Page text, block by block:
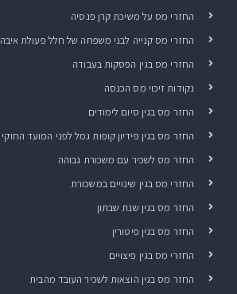
החזרי מס על משיכת קרן פנסיה
החזרי מס קנייה לבני משפחה של חלל פעולת איבה
החזרי מס בגין הפסקות בעבודה
נקודות זיכוי מס הכנסה
החזר מס בגין סיום לימודים
החזר מס בגין פידיון קופות גמל לפני המועד החוקי
החזר מס לשכיר עם משכורת גבוהה
החזרי מס בגין שינויים במשכורת
החזר מס בגין שנת שבתון
החזר מס בגין פיטורין
החזרי מס בגין פיצויים
החזר מס בגין הוצאות לשכיר העובד מהבית